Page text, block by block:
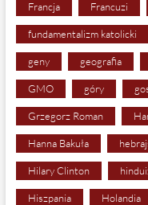
Francja Francuzi
fundamentalizm katolicki
geny geografia
GMO góry
Grzegorz Roman
Hanna Bakuła
Hilary Clinton
Hiszpania Holandia